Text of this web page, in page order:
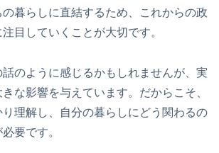
暮らしに直結するため、これからの政
目していくことが大切です。
のように感じるかもしれませんが、実
な影響を与えています。だからこそ、
理解し、自分の暮らしにどう関わるの
要です。